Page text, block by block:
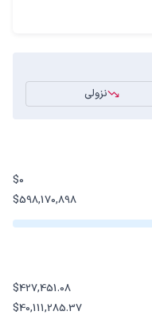
نزولی
$0
$598,170,898
$427,451.08
$40,111,285.37